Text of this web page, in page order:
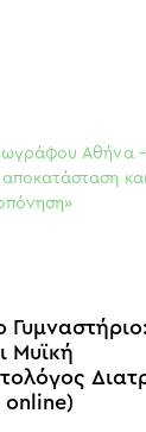
Μυϊκή
online)